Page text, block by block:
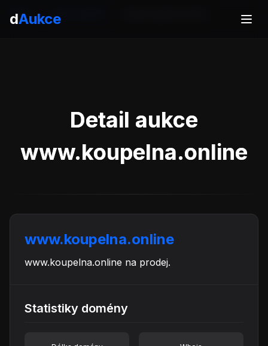
dAukce
Domů
Detail aukce
www.koupelna.online
www.koupelna.online
www.koupelna.online na prodej.
Statistiky domény